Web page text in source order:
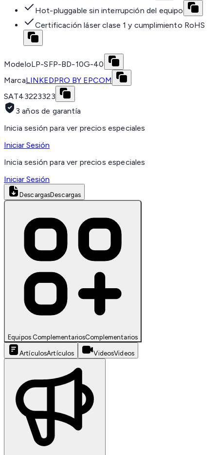
Hot-pluggable sin interrupción del equipo
Certificación láser clase 1 y cumplimiento RoHS
ModeloLP-SFP-BD-10G-40
MarcaLINKEDPRO BY EPCOM
SAT43223323
3 años de garantía
Inicia sesión para ver precios especiales
Iniciar Sesión
Inicia sesión para ver precios especiales
Iniciar Sesión
DescargasDescargas
Equipos ComplementariosComplementarios
ArtículosArtículos VideosVideos